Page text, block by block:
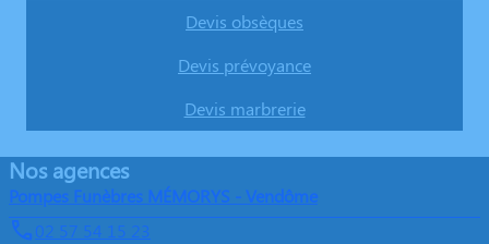
Devis obsèques
Devis prévoyance
Devis marbrerie
Nos agences
Pompes Funèbres MÉMORYS - Vendôme
02 57 54 15 23